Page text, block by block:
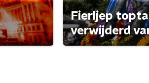
Fierljep
verwijderd